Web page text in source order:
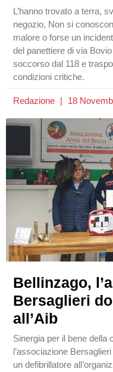
L’hanno trovato a terra,
negozio, Non si
malore o forse un
del panettiere di via
soccorso dal 118 e
condizioni critiche.
Redazione 18
Bellinzago,
Bersaglieri
all’Aib
Sinergia per il bene della
l’associazione
un defibrillatore